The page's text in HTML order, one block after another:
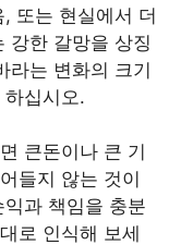
또는 현실에서 더
강한 갈망을 상징
라는 변화의 크기
하십시오.
큰돈이나 큰 기
들지 않는 것이
과 책임을 충분
로 인식해 보세